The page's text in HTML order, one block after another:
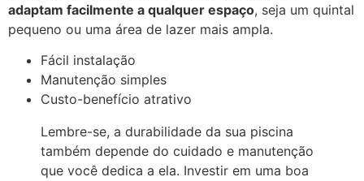
adaptam facilmente a qualquer espaço, seja um quintal
pequeno ou uma área de lazer mais ampla.
Fácil instalação
Manutenção simples
Custo-benefício atrativo
Lembre-se, a durabilidade da sua piscina
também depende do cuidado e manutenção
que você dedica a ela. Investir em uma boa